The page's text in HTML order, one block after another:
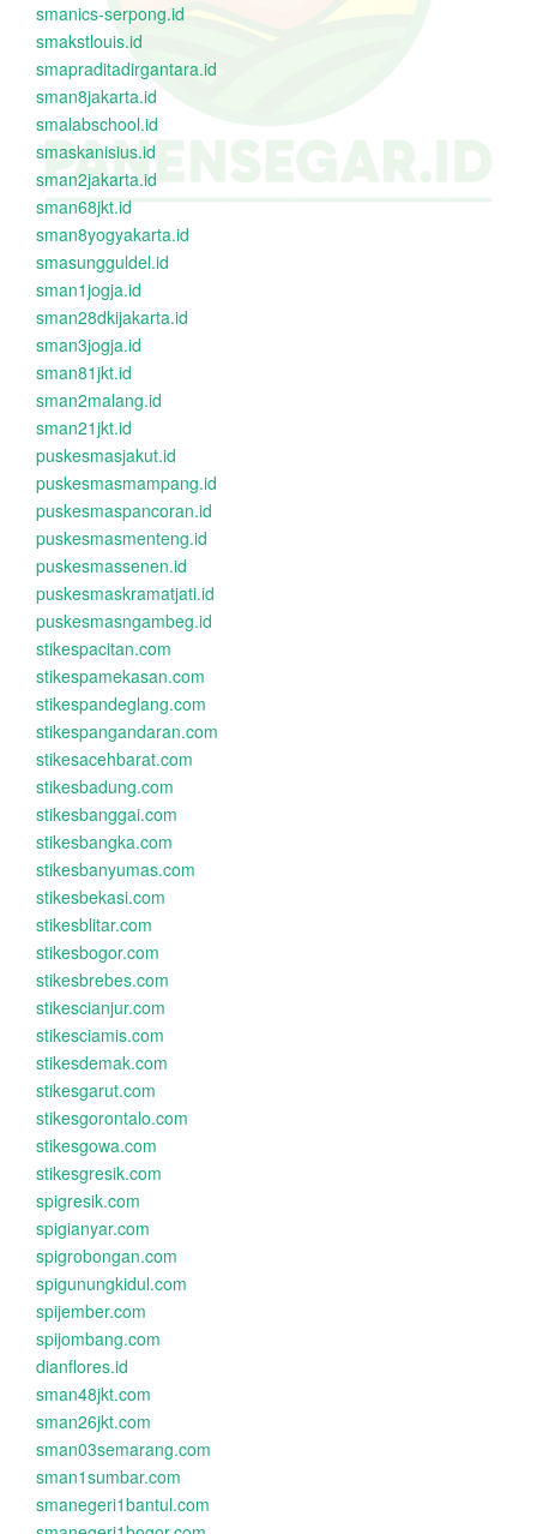
smanics-serpong.id
smakstlouis.id
smapraditadirgantara.id
sman8jakarta.id
smalabschool.id
smaskanisius.id
sman2jakarta.id
sman68jkt.id
sman8yogyakarta.id
smasungguldel.id
sman1jogja.id
sman28dkijakarta.id
sman3jogja.id
sman81jkt.id
sman2malang.id
sman21jkt.id
puskesmasjakut.id
puskesmasmampang.id
puskesmaspancoran.id
puskesmasmenteng.id
puskesmassenen.id
puskesmaskramatjati.id
puskesmasngambeg.id
stikespacitan.com
stikespamekasan.com
stikespandeglang.com
stikespangandaran.com
stikesacehbarat.com
stikesbadung.com
stikesbanggai.com
stikesbangka.com
stikesbanyumas.com
stikesbekasi.com
stikesblitar.com
stikesbogor.com
stikesbrebes.com
stikescianjur.com
stikesciamis.com
stikesdemak.com
stikesgarut.com
stikesgorontalo.com
stikesgowa.com
stikesgresik.com
spigresik.com
spigianyar.com
spigrobongan.com
spigunungkidul.com
spijember.com
spijombang.com
dianflores.id
sman48jkt.com
sman26jkt.com
sman03semarang.com
sman1sumbar.com
smanegeri1bantul.com